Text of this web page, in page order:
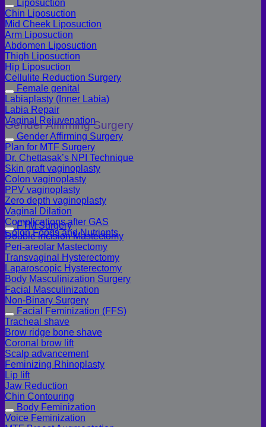
Liposuction
Chin Liposuction
Mid Cheek Liposuction
Arm Liposuction
Abdomen Liposuction
Thigh Liposuction
Hip Liposuction
Cellulite Reduction Surgery
Female genital
Labiaplasty (Inner Labia)
Labia Repair
Vaginal Rejuvenation
Gender Affirming Surgery
Gender Affirming Surgery
Plan for MTF Surgery
Dr. Chettasak’s NPI Technique
Skin graft vaginoplasty
Colon vaginoplasty
PPV vaginoplasty
Zero depth vaginoplasty
Vaginal Dilation
Complications after GAS
Colon Foods and Nutrients
FTM Surgery
Double incision Mastectomy
Peri-areolar Mastectomy
Transvaginal Hysterectomy
Laparoscopic Hysterectomy
Body Masculinization Surgery
Facial Masculinization
Non-Binary Surgery
Facial Feminization (FFS)
Tracheal shave
Brow ridge bone shave
Coronal brow lift
Scalp advancement
Feminizing Rhinoplasty
Lip lift
Jaw Reduction
Chin Contouring
Body Feminization
Voice Feminization